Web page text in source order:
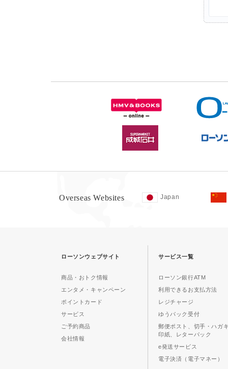
Overseas Websites Japan
ローソンウェブサイト
商品・おトク情報
エンタメ・キャンペーン
ポイントカード
サービス
ご予約商品
会社情報
サービス一覧
ローソン銀行ATM
利用できるお支払方法
レジチャージ
ゆうパック受付
郵便ポスト、切手・ハガ
印紙、レターパック
e発送サービス
電子決済（電子マネー）